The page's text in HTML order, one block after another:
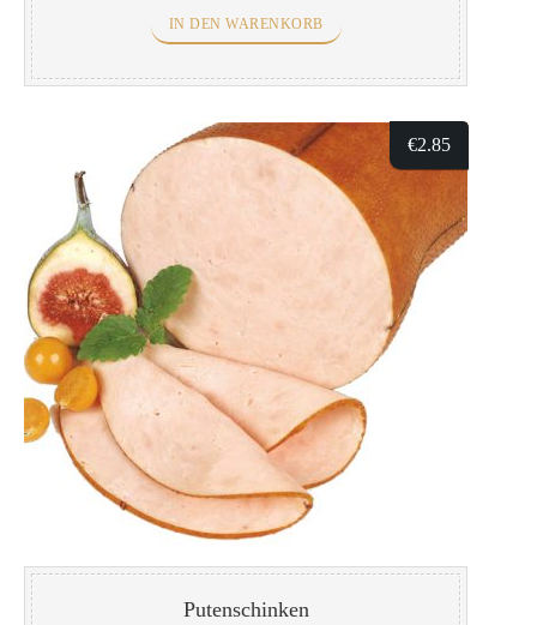
der Natur und ein wertvolles Lebensmittel. Aus
Rohstoffe und deren Verarbeitung gewissenhaft
und aufmerksam mit diesem Naturprodukt um.
IN DEN WARENKORB
€2.85
Putenschinken